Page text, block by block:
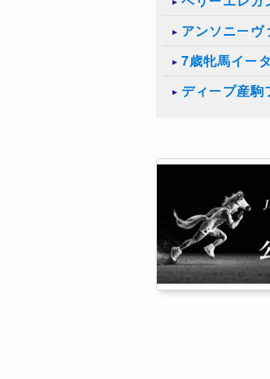
アンソニーヴ
7歳牝馬イー
ディープ産